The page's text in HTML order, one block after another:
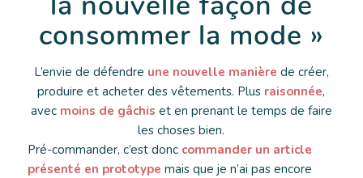
consommer la mode »
L’envie de défendre une nouvelle manière de créer,
produire et acheter des vêtements. Plus raisonnée,
avec moins de gâchis et en prenant le temps de faire
les choses bien.
Pré-commander, c’est donc commander un article
présenté en prototype mais que je n’ai pas encore